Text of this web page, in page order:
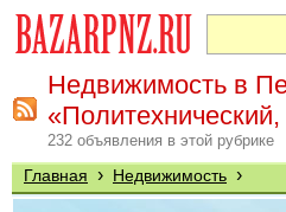
Недвижимость в
232 объявления в этой рубрике
Главная › Недвижимость ›